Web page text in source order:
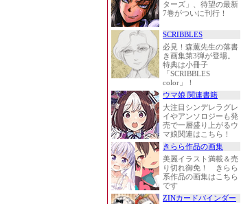
ターズ」、待望の最新
7巻がついに刊行！
SCRIBBLES
必見！森薫先生の落書
き画集第3弾が登場。
特典は小冊子
「SCRIBBLES
color」！
ウマ娘 関連書籍
大注目シンデレラグレ
イやアンソロジーも発
売で一層盛り上がるウ
マ娘関連はこちら！
きらら作品の画集
美麗イラスト満載＆売
り切れ御免！ きらら
系作品の画集はこちら
です
ZINカードバインダー